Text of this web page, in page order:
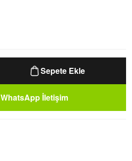
Sepete Ekle
WhatsApp İletişim